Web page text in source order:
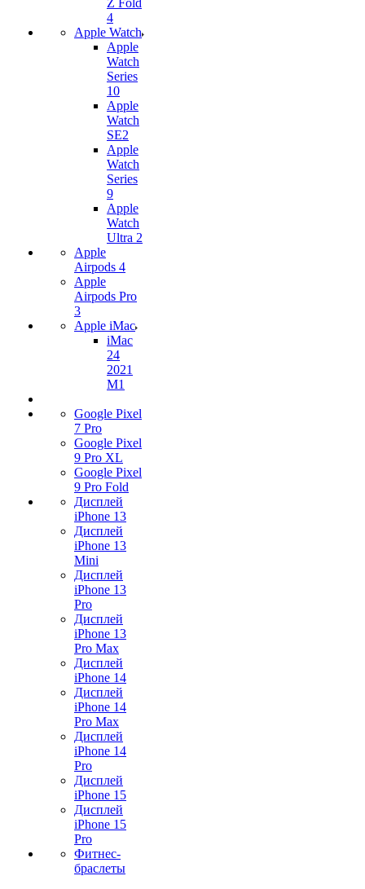
Z Fold
4
Apple Watch
Apple
Watch
Series
10
Apple
Watch
SE2
Apple
Watch
Series
9
Apple
Watch
Ultra 2
Apple
Airpods 4
Apple
Airpods Pro
3
Apple iMac
iMac
24
2021
M1
Google Pixel
7 Pro
Google Pixel
9 Pro XL
Google Pixel
9 Pro Fold
Дисплей
iPhone 13
Дисплей
iPhone 13
Mini
Дисплей
iPhone 13
Pro
Дисплей
iPhone 13
Pro Max
Дисплей
iPhone 14
Дисплей
iPhone 14
Pro Max
Дисплей
iPhone 14
Pro
Дисплей
iPhone 15
Дисплей
iPhone 15
Pro
Фитнес-
браслеты